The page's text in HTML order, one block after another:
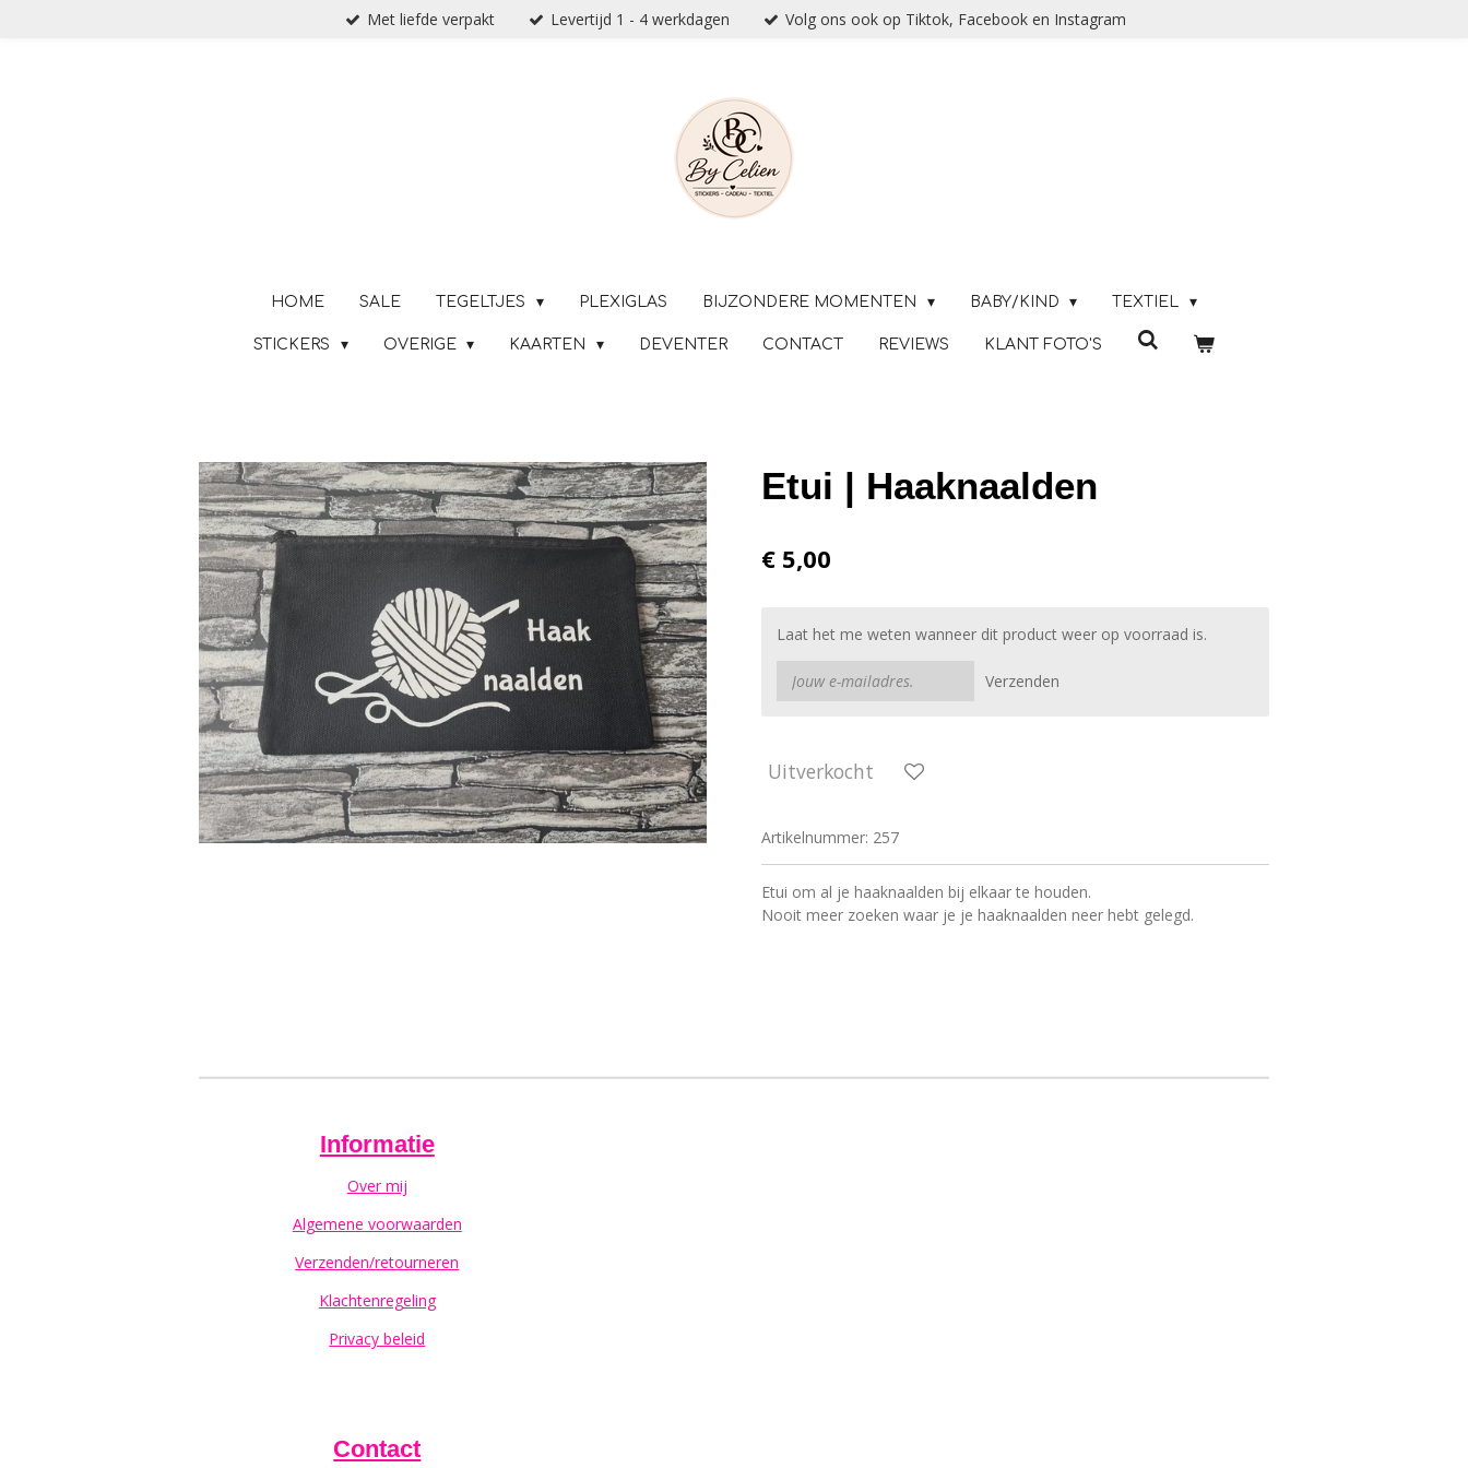
Met liefde verpakt Levertijd 1 - 4 werkdagen Volg ons ook op Tiktok, Facebook en Instagram
HOME SALE TEGELTJES PLEXIGLAS BIJZONDERE MOMENTEN BABY/KIND TEXTIEL
STICKERS OVERIGE KAARTEN DEVENTER CONTACT REVIEWS KLANT FOTO'S
Etui | Haaknaalden
€ 5,00
Laat het me weten wanneer dit product weer op voorraad is.
Verzenden
Uitverkocht
Artikelnummer: 257
Etui om al je haaknaalden bij elkaar te houden.
Nooit meer zoeken waar je je haaknaalden neer hebt gelegd.
Informatie
Over mij
Algemene voorwaarden
Verzenden/retourneren
Klachtenregeling
Privacy beleid
Contact